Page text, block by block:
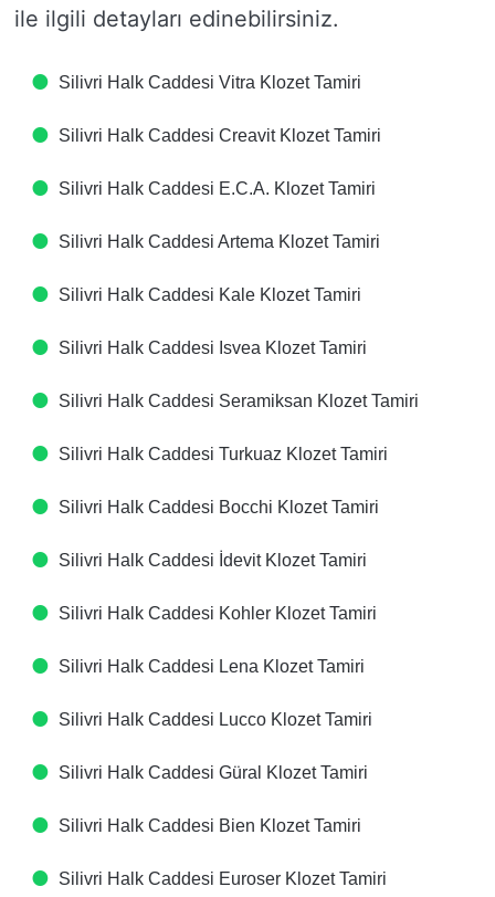
ile ilgili detayları edinebilirsiniz.
Silivri Halk Caddesi Vitra Klozet Tamiri
Silivri Halk Caddesi Creavit Klozet Tamiri
Silivri Halk Caddesi E.C.A. Klozet Tamiri
Silivri Halk Caddesi Artema Klozet Tamiri
Silivri Halk Caddesi Kale Klozet Tamiri
Silivri Halk Caddesi Isvea Klozet Tamiri
Silivri Halk Caddesi Seramiksan Klozet Tamiri
Silivri Halk Caddesi Turkuaz Klozet Tamiri
Silivri Halk Caddesi Bocchi Klozet Tamiri
Silivri Halk Caddesi İdevit Klozet Tamiri
Silivri Halk Caddesi Kohler Klozet Tamiri
Silivri Halk Caddesi Lena Klozet Tamiri
Silivri Halk Caddesi Lucco Klozet Tamiri
Silivri Halk Caddesi Güral Klozet Tamiri
Silivri Halk Caddesi Bien Klozet Tamiri
Silivri Halk Caddesi Euroser Klozet Tamiri